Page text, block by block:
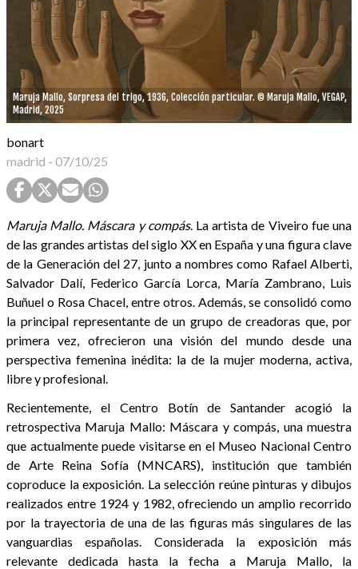
Maruja Mallo, Sorpresa del trigo, 1936, Colección particular. © Maruja Mallo, VEGAP,
Madrid, 2025
bonart
madrid - 07/10/25
Maruja Mallo. Máscara y compás. La artista de Viveiro fue una
de las grandes artistas del siglo XX en España y una figura clave
de la Generación del 27, junto a nombres como Rafael Alberti,
Salvador Dalí, Federico García Lorca, María Zambrano, Luis
Buñuel o Rosa Chacel, entre otros. Además, se consolidó como
la principal representante de un grupo de creadoras que, por
primera vez, ofrecieron una visión del mundo desde una
perspectiva femenina inédita: la de la mujer moderna, activa,
libre y profesional.
Recientemente, el Centro Botín de Santander acogió la
retrospectiva Maruja Mallo: Máscara y compás, una muestra
que actualmente puede visitarse en el Museo Nacional Centro
de Arte Reina Sofía (MNCARS), institución que también
coproduce la exposición. La selección reúne pinturas y dibujos
realizados entre 1924 y 1982, ofreciendo un amplio recorrido
por la trayectoria de una de las figuras más singulares de las
vanguardias españolas. Considerada la exposición más
relevante dedicada hasta la fecha a Maruja Mallo, la